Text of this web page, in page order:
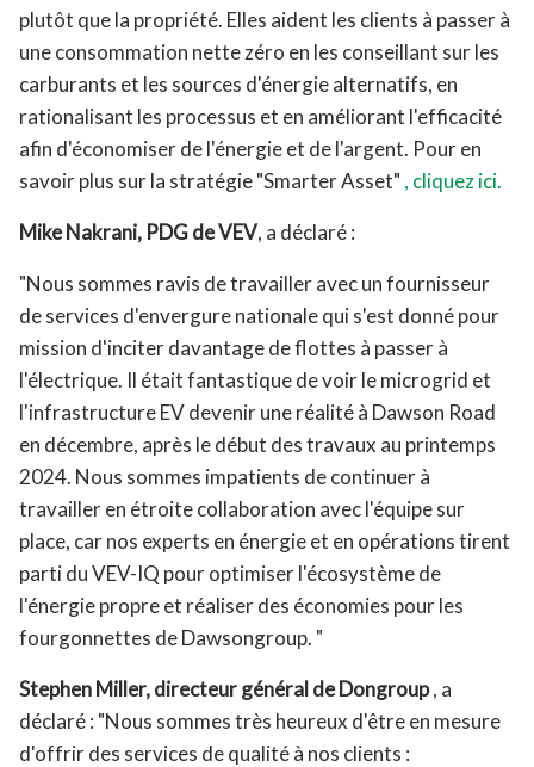
plutôt que la propriété. Elles aident les clients à passer à
une consommation nette zéro en les conseillant sur les
carburants et les sources d'énergie alternatifs, en
rationalisant les processus et en améliorant l'efficacité
afin d'économiser de l'énergie et de l'argent. Pour en
savoir plus sur la stratégie "Smarter Asset" , cliquez ici.
Mike Nakrani, PDG de VEV, a déclaré :
"Nous sommes ravis de travailler avec un fournisseur
de services d'envergure nationale qui s'est donné pour
mission d'inciter davantage de flottes à passer à
l'électrique. Il était fantastique de voir le microgrid et
l'infrastructure EV devenir une réalité à Dawson Road
en décembre, après le début des travaux au printemps
2024. Nous sommes impatients de continuer à
travailler en étroite collaboration avec l'équipe sur
place, car nos experts en énergie et en opérations tirent
parti du VEV-IQ pour optimiser l'écosystème de
l'énergie propre et réaliser des économies pour les
fourgonnettes de Dawsongroup. "
Stephen Miller, directeur général de Dongroup, a
déclaré : "Nous sommes très heureux d'être en mesure
d'offrir des services de qualité à nos clients :